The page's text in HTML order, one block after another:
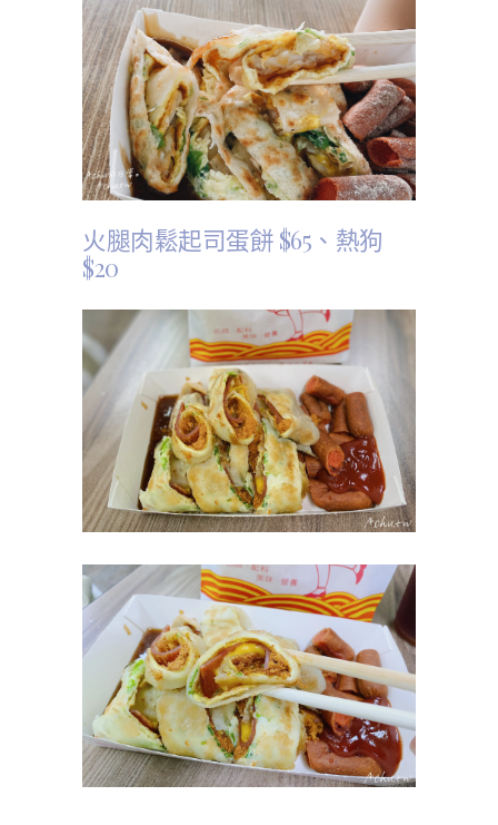
火腿肉鬆起司蛋餅 $65、 熱狗
$20